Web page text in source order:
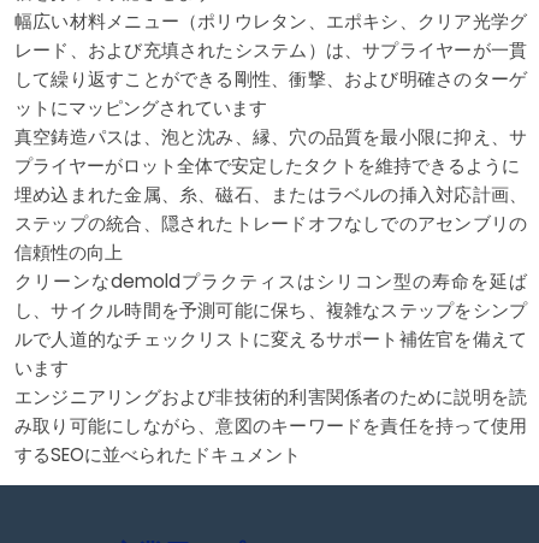
幅広い材料メニュー（ポリウレタン、エポキシ、クリア光学グ
レード、および充填されたシステム）は、サプライヤーが一貫
して繰り返すことができる剛性、衝撃、および明確さのターゲ
ットにマッピングされています
真空鋳造パスは、泡と沈み、縁、穴の品質を最小限に抑え、サ
プライヤーがロット全体で安定したタクトを維持できるように
埋め込まれた金属、糸、磁石、またはラベルの挿入対応計画、
ステップの統合、隠されたトレードオフなしでのアセンブリの
信頼性の向上
クリーンなdemoldプラクティスはシリコン型の寿命を延ば
し、サイクル時間を予測可能に保ち、複雑なステップをシンプ
ルで人道的なチェックリストに変えるサポート補佐官を備えて
います
エンジニアリングおよび非技術的利害関係者のために説明を読
み取り可能にしながら、意図のキーワードを責任を持って使用
するSEOに並べられたドキュメント